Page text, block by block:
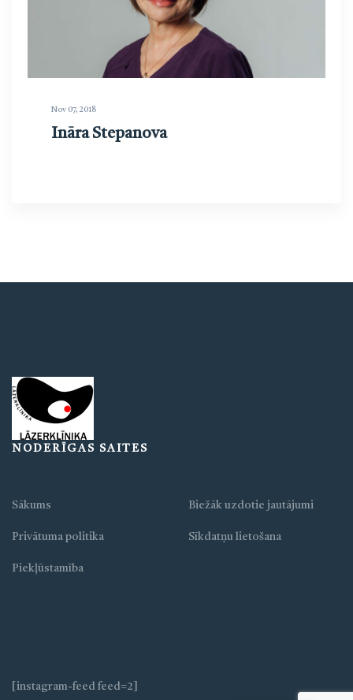
Nov 07, 2018
Ināra Stepanova
NODERĪGAS SAITES
Sākums Biežāk uzdotie jautājumi
Privātuma politika Sīkdatņu lietošana
Piekļūstamība
[instagram-feed feed=2]